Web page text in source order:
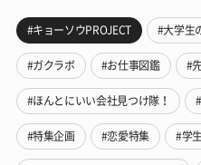
#キョーソウPROJECT #大学生
#ガクラボ #お仕事図鑑 #
#ほんとにいい会社見つけ隊！
#特集企画 #恋愛特集 #学